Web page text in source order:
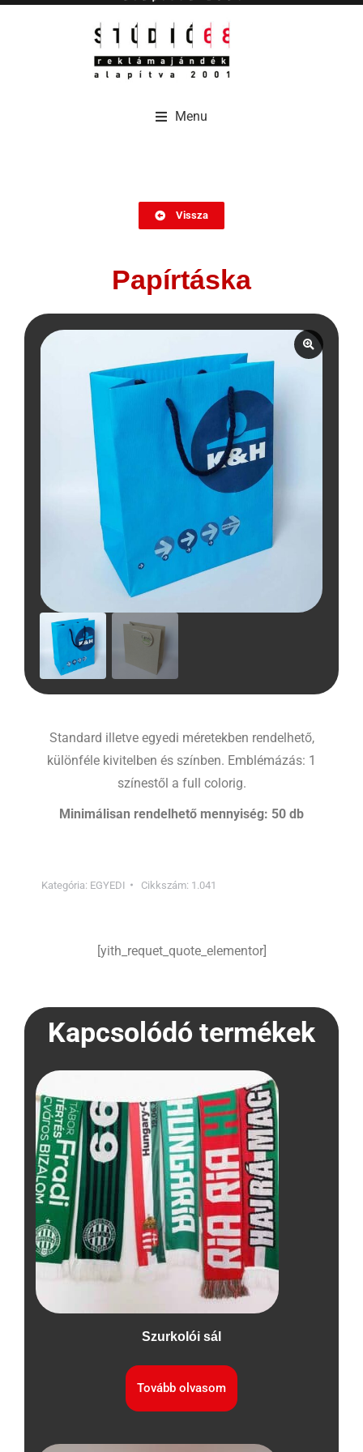
Menu
Menu
Vissza
Papírtáska
Standard illetve egyedi méretekben rendelhető,
különféle kivitelben és színben. Emblémázás: 1
színestől a full colorig.
Minimálisan rendelhető mennyiség: 50 db
Kategória: EGYEDI Cikkszám: 1.041
[yith_requet_quote_elementor]
Kapcsolódó termékek
Szurkolói sál
Tovább olvasom